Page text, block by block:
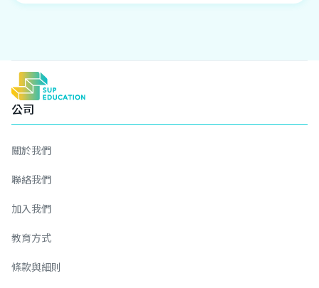
公司
關於我們
聯絡我們
加入我們
教育方式
條款與細則